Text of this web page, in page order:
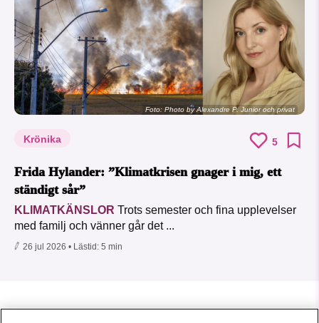
Foto: Photo by Alexandre P. Junior och privat
Krönika 5
Frida Hylander: ”Klimatkrisen gnager i mig, ett
ständigt sår”
KLIMATKÄNSLOR Trots semester och fina upplevelser
med familj och vänner går det ...
26 jul 2026 • Lästid: 5 min